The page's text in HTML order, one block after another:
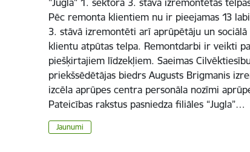
Pēc remonta klientiem nu ir pieejamas 13
3. stāvā izremontēti arī aprūpētāju un
klientu atpūtas telpa. Remontdarbi ir veikti
piešķirtajiem līdzekļiem. Saeimas
priekšsēdētājas biedrs Augusts Brigmanis
izcēla aprūpes centra personāla nozīmi
Pateicības rakstus pasniedza filiāles “Jugla”…
Jaunumi